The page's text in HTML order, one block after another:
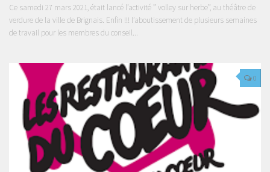
Ce samedi 27 mars 2021, était lancé l’activité ” volley sur herbe”, au théâtre de
verdure de la ville de Brignais. Enfin !!! l’aboutissement de plusieurs semaines
de travail pour les membres du conseil...
0